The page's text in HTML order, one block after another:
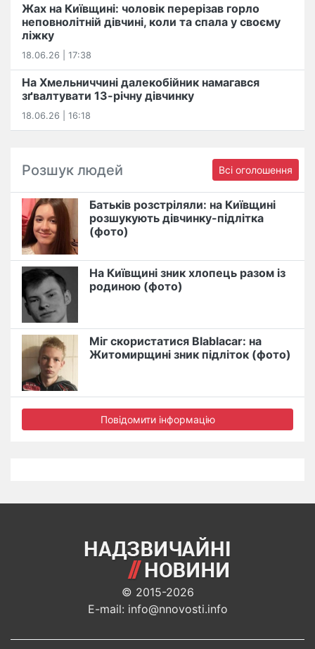
Жах на Київщині: чоловік перерізав горло
неповнолітній дівчині, коли та спала у своєму
ліжку
18.06.26 | 17:38
На Хмельниччині далекобійник намагався
зґвалтувати 13-річну дівчинку
18.06.26 | 16:18
Розшук людей Всі оголошення
Батьків розстріляли: на Київщині
розшукують дівчинку-підлітка
(фото)
На Київщині зник хлопець разом із
родиною (фото)
Міг скористатися Blablacar: на
Житомирщині зник підліток (фото)
Повідомити інформацію
© 2015-2026
E-mail: info@nnovosti.info